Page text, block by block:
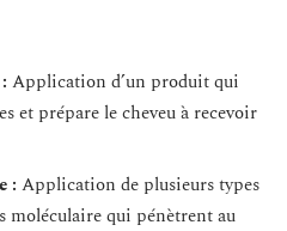
Application d’un produit qui
et prépare le cheveu à recevoir
: Application de plusieurs types
moléculaire qui pénètrent au